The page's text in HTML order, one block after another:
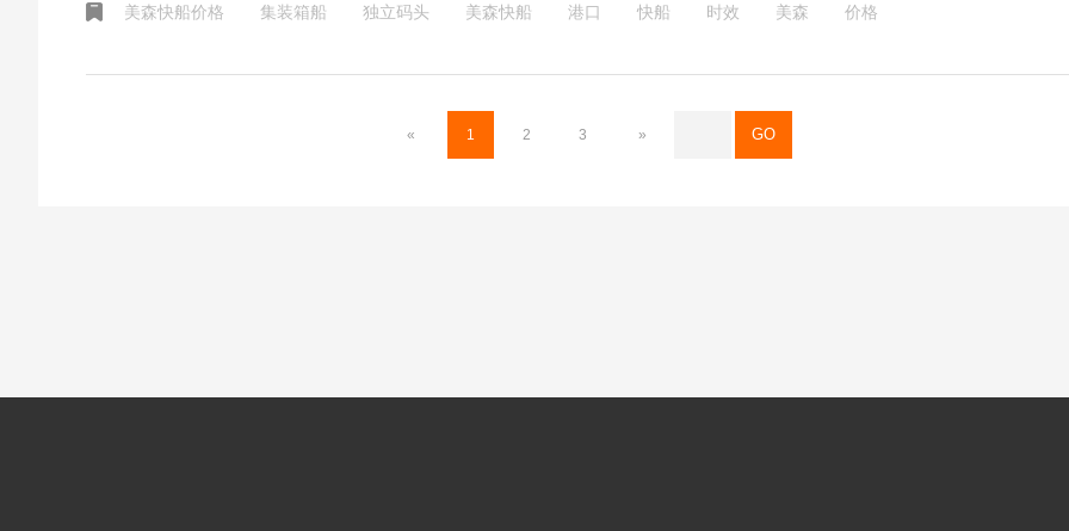
如果遇到天气原因，还能开足马力补足航行时间，所以准点率非常高，在
美森快船价格 集装箱船 独立码头 美森快船 港口 快船 时效 美森 价格
« 1 2 3 »